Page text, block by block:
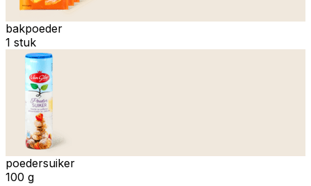
bakpoeder
1 stuk
poedersuiker
100 g